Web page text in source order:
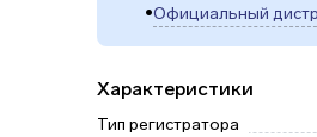
•Официальный
(откроется в
Характеристики
Тип регистратора